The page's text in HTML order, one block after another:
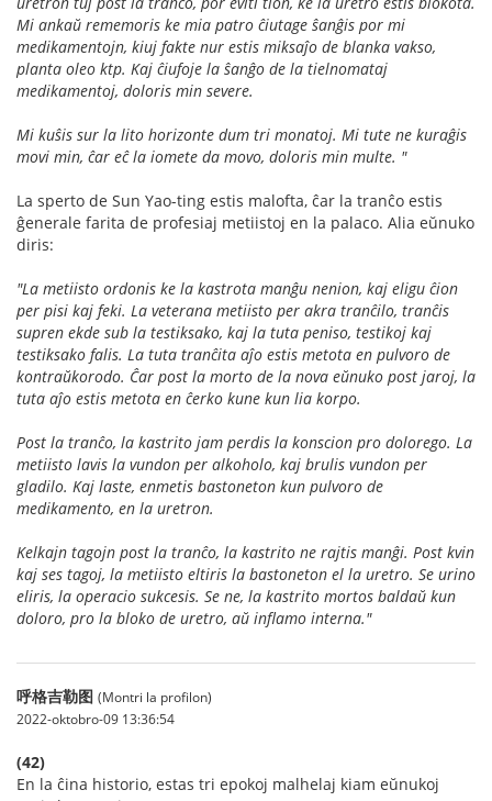
Mi ankaŭ rememoris ke mia patro ĉiutage ŝanĝis por mi
medikamentojn, kiuj fakte nur estis miksaĵo de blanka vakso,
planta oleo ktp. Kaj ĉiufoje la ŝanĝo de la tielnomataj
medikamentoj, doloris min severe.
Mi kuŝis sur la lito horizonte dum tri monatoj. Mi tute ne kuraĝis
movi min, ĉar eĉ la iomete da movo, doloris min multe. "
La sperto de Sun Yao-ting estis malofta, ĉar la tranĉo estis
ĝenerale farita de profesiaj metiistoj en la palaco. Alia eŭnuko
diris:
"La metiisto ordonis ke la kastrota manĝu nenion, kaj eligu ĉion
per pisi kaj feki. La veterana metiisto per akra tranĉilo, tranĉis
supren ekde sub la testiksako, kaj la tuta peniso, testikoj kaj
testiksako falis. La tuta tranĉita aĵo estis metota en pulvoro de
kontraŭkorodo. Ĉar post la morto de la nova eŭnuko post jaroj, la
tuta aĵo estis metota en ĉerko kune kun lia korpo.
Post la tranĉo, la kastrito jam perdis la konscion pro dolorego. La
metiisto lavis la vundon per alkoholo, kaj brulis vundon per
gladilo. Kaj laste, enmetis bastoneton kun pulvoro de
medikamento, en la uretron.
Kelkajn tagojn post la tranĉo, la kastrito ne rajtis manĝi. Post kvin
kaj ses tagoj, la metiisto eltiris la bastoneton el la uretro. Se urino
eliris, la operacio sukcesis. Se ne, la kastrito mortos baldaŭ kun
doloro, pro la bloko de uretro, aŭ inflamo interna."
呼格吉勒图 (Montri la profilon)
2022-oktobro-09 13:36:54
(42)
En la ĉina historio, estas tri epokoj malhelaj kiam eŭnukoj